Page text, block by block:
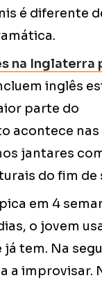
é diferente
na Inglaterra
inglês
parte do
acontece
jantares
do fim de
em 4
o jovem
tem. Na
a improvisar.